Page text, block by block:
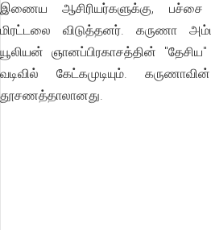
இணைய ஆசிரியர்களுக்கு,
மிரட்டலை விடுத்தனர். கருணா
யூலியன் ஞானப்பிரகாசத்தின்
வடிவில் கேட்கமுடியும்.
தூசணத்தாலானது.